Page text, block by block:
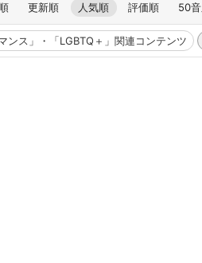
更新順 人気順 評価順 50
ンス」・「LGBTQ＋」関連コンテンツ